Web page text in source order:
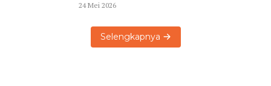
24 Mei 2026
Selengkapnya